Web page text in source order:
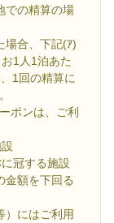
での精算の場
場合、下記(ｱ)
1人1泊あた
1回の精算に
ポンは、ご利
冠する施設
金額を下回る
）にはご利用